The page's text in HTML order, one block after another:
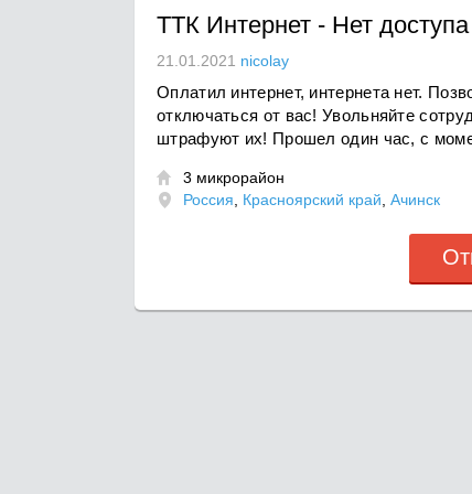
ТТК Интернет - Нет
21.01.2021 nicolay
Оплатил интернет, интернета нет.
отключаться от вас! Увольняйте
штрафуют их! Прошел один час, с

3 микрорайон
Россия
Красноярский край Ачинск